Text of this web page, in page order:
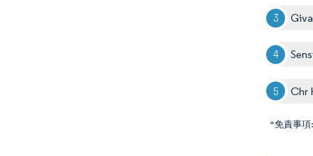
Chr
*免責事項